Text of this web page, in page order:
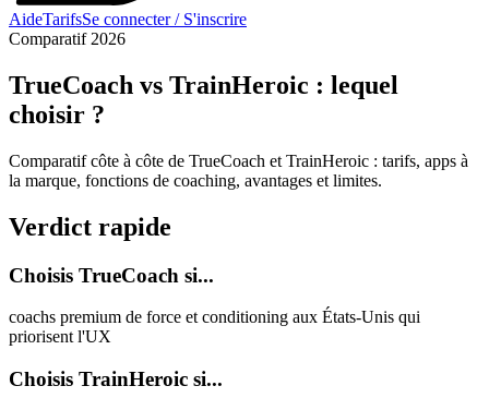
AideTarifsSe connecter / S'inscrire
Comparatif 2026
TrueCoach vs TrainHeroic : lequel
choisir ?
Comparatif côte à côte de TrueCoach et TrainHeroic : tarifs, apps à
la marque, fonctions de coaching, avantages et limites.
Verdict rapide
Choisis TrueCoach si...
coachs premium de force et conditioning aux États-Unis qui
priorisent l'UX
Choisis TrainHeroic si...